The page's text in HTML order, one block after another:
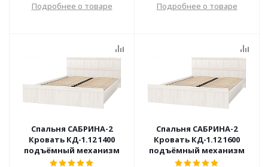
Подробнее о товаре Подробнее о товаре
Спальня САБРИНА-2
Кровать КД-1.12 1400
подъёмный механизм
Спальня САБРИНА-2
Кровать КД-1.12 1600
подъёмный механизм